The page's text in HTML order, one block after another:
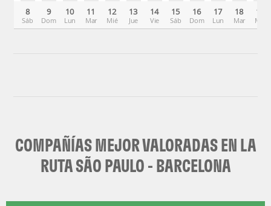
8
Sáb
9
Dom
10
Lun
11
Mar
12
Mié
13
Jue
14
Vie
15
Sáb
16
Dom
17
Lun
18
Mar
19
Mié
COMPAÑÍAS MEJOR VALORADAS EN LA
RUTA SÃO PAULO - BARCELONA